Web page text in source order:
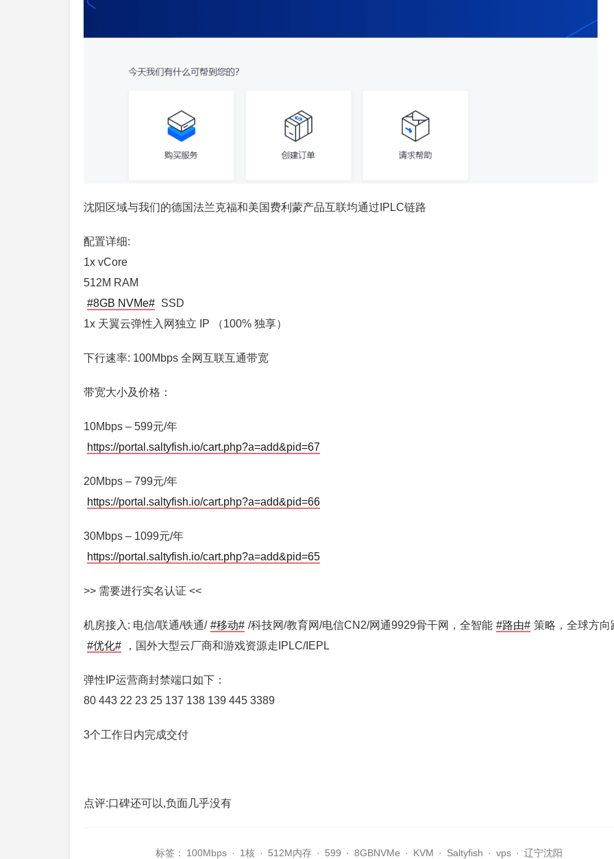
沈阳区域与我们的德国法兰克福和美国费利蒙产品互联均通过IPLC链路
配置详细:
1x vCore
512M RAM
#8GB NVMe# SSD
1x 天翼云弹性入网独立 IP （100% 独享）
下行速率: 100Mbps 全网互联互通带宽
带宽大小及价格：
10Mbps – 599元/年
https://portal.saltyfish.io/cart.php?a=add&pid=67
20Mbps – 799元/年
https://portal.saltyfish.io/cart.php?a=add&pid=66
30Mbps – 1099元/年
https://portal.saltyfish.io/cart.php?a=add&pid=65
>> 需要进行实名认证 <<
机房接入: 电信/联通/铁通/ #移动# /科技网/教育网/电信CN2/网通9929骨干网，全智能 #路由# 策略，全球方向
#优化#
，国外大型云厂商和游戏资源走IPLC/IEPL
弹性IP运营商封禁端口如下：
80 443 22 23 25 137 138 139 445 3389
3个工作日内完成交付
点评:口碑还可以,负面几乎没有
标签： 100Mbps · 1核 · 512M内存 · 599 · 8GBNVMe · KVM · Saltyfish · vps · 辽宁沈阳